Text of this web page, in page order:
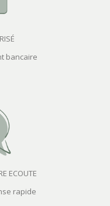
bancaire
ECOUTE
rapide